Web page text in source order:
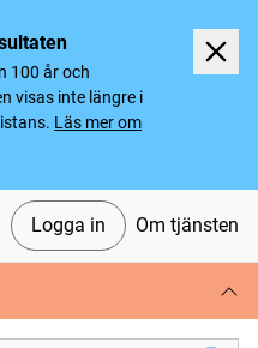
100 år och
visas inte längre i
Läs mer om
Logga in Om tjänsten